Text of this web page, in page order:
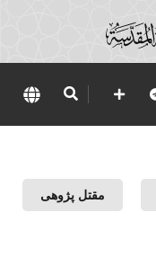
مقتل پژوهی